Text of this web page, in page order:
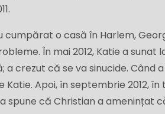
cumpărat o casă în Harlem,
În mai 2012, Katie a sunat la
a crezut că se va sinucide. Când
Apoi, în septembrie 2012,
spune că Christian a amenințat